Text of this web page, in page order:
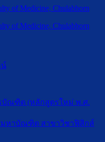
น์
บัณฑิต (หลักสูตรใหม่ พ.ศ.
มหาบัณฑิต สาขาวิชาฟิสิกส์